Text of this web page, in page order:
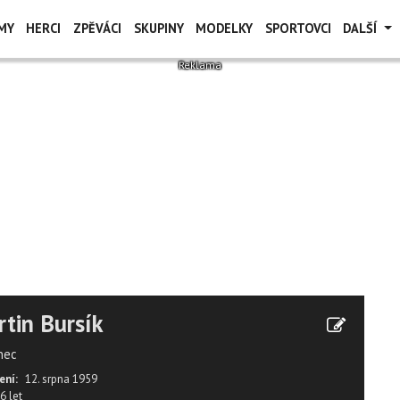
HERCI ZPĚVÁCI SKUPINY MODELKY SPORTOVCI DALŠÍ
Bursík
12. srpna 1959
let